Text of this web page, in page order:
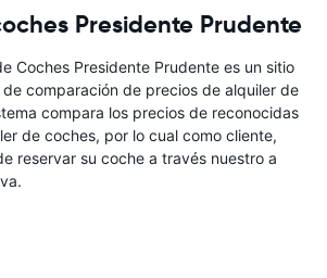
Presidente Prudente
Coches Presidente Prudente es un sitio
comparación de precios de alquiler de
compara los precios de reconocidas
de coches, por lo cual como cliente,
reservar su coche a través nuestro a